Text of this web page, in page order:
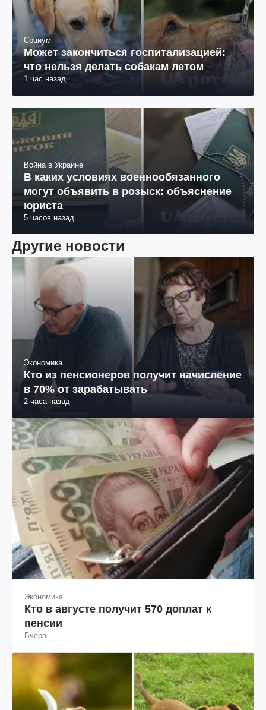
Социум
Может закончиться госпитализацией:
что нельзя делать собакам летом
1 час назад
Война в Украине
В каких условиях военнообязанного
могут объявить в розыск: объяснение
юриста
5 часов назад
Другие новости
Экономика
Кто из пенсионеров получит начисление
в 70% от зарабатывать
2 часа назад
Экономика
Кто в августе получит 570 доплат к
пенсии
Вчера